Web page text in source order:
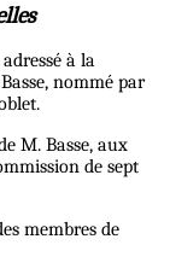
à la
nommé par
M. Basse, aux
de sept
membres de